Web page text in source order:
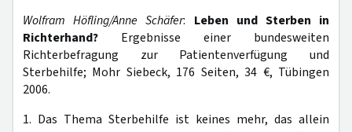
Wolfram Höfling/Anne Schäfer: Leben und Sterben in
Richterhand? Ergebnisse einer bundesweiten
Richterbefragung zur Patientenverfügung und
Sterbehilfe; Mohr Siebeck, 176 Seiten, 34 €, Tübingen
2006.
1. Das Thema Sterbehilfe ist keines mehr, das allein